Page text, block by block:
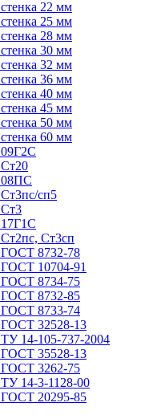
22 мм
25 мм
28 мм
30 мм
32 мм
36 мм
40 мм
45 мм
50 мм
60 мм
09Г2С
Ст20
08ПС
сп5
Ст3
17Г1С
Ст3сп
ГОСТ 8732-78
ГОСТ 10704-91
ГОСТ 8734-75
ГОСТ 8732-85
ГОСТ 8733-74
ГОСТ 32528-13
ТУ 14-105-737-2004
ГОСТ 35528-13
ГОСТ 3262-75
ТУ 14-3-1128-00
ГОСТ 20295-85